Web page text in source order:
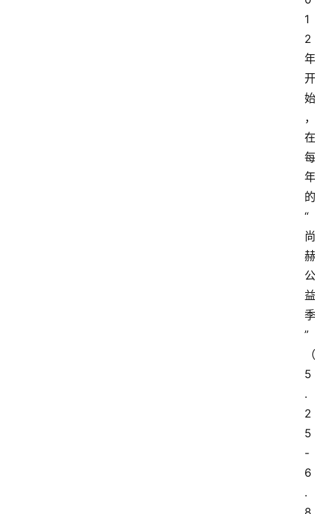
1
2
年
开
始
，
在
每
年
的
“
尚
赫
公
益
季
”
（
5
.
2
5
-
6
.